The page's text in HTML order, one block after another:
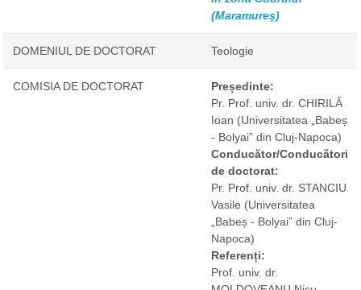
(Maramureş)
DOMENIUL DE DOCTORAT Teologie
COMISIA DE DOCTORAT
Președinte:
Pr. Prof. univ. dr. CHIRILĂ
Ioan (Universitatea „Babeș
- Bolyai” din Cluj-Napoca)
Conducător/Conducători
de doctorat:
Pr. Prof. univ. dr. STANCIU
Vasile (Universitatea
„Babeș - Bolyai” din Cluj-
Napoca)
Referenți:
Prof. univ. dr.